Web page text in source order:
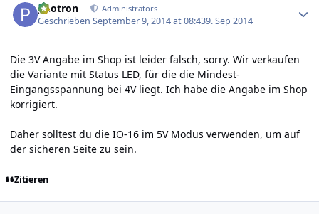
photron Administrators
GeschriebenSeptember 9, 2014 at 08:439. Sep 2014
Die 3V Angabe im Shop ist leider falsch, sorry. Wir verkaufen
die Variante mit Status LED, für die die Mindest-
Eingangsspannung bei 4V liegt. Ich habe die Angabe im Shop
korrigiert.
Daher solltest du die IO-16 im 5V Modus verwenden, um auf
der sicheren Seite zu sein.
Zitieren